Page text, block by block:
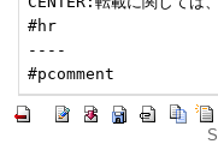
#hr
----